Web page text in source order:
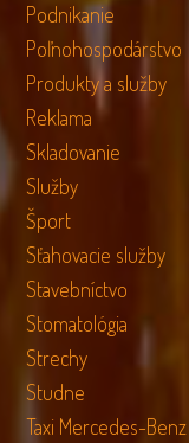
Podnikanie
Poľnohospodárstvo
Produkty a služby
Reklama
Skladovanie
Služby
Šport
Sťahovacie služby
Stavebníctvo
Stomatológia
Strechy
Studne
Taxi Mercedes-Benz